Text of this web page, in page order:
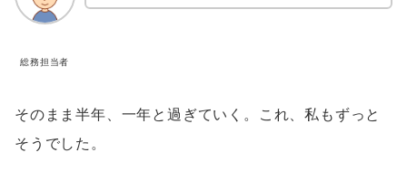
総務担当者
そのまま半年、一年と過ぎていく。これ、私もずっと
そうでした。